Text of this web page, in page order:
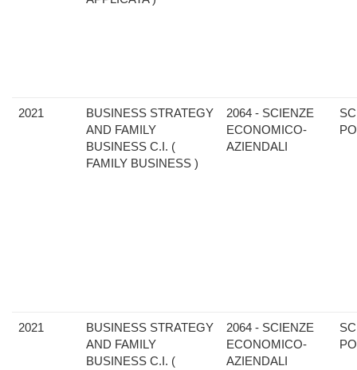
2021
BUSINESS STRATEGY
AND FAMILY
BUSINESS C.I. (
FAMILY BUSINESS )
2064 - SCIENZE
ECONOMICO-
AZIENDALI
2021
BUSINESS STRATEGY
AND FAMILY
BUSINESS C.I. (
2064 - SCIENZE
ECONOMICO-
AZIENDALI